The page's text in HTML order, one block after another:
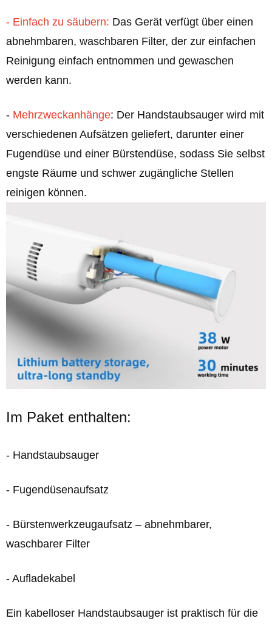
- Einfach zu säubern: Das Gerät verfügt über einen
abnehmbaren, waschbaren Filter, der zur einfachen
Reinigung einfach entnommen und gewaschen
werden kann.
- Mehrzweckanhänge: Der Handstaubsauger wird mit
verschiedenen Aufsätzen geliefert, darunter einer
Fugendüse und einer Bürstendüse, sodass Sie selbst
engste Räume und schwer zugängliche Stellen
reinigen können.
Im Paket enthalten:
- Handstaubsauger
- Fugendüsenaufsatz
- Bürstenwerkzeugaufsatz – abnehmbarer,
waschbarer Filter
- Aufladekabel
Ein kabelloser Handstaubsauger ist praktisch für die